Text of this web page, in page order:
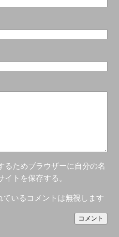
るためブラウザーに自分の名
トを保存する。
いるコメントは無視します